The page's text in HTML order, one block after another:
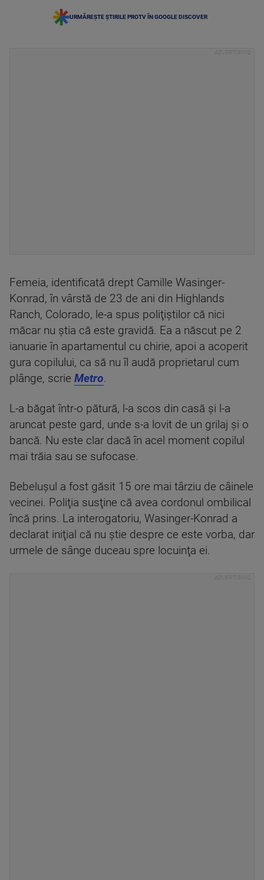
URMĂREȘTE ȘTIRILE PROTV ÎN GOOGLE DISCOVER
Femeia, identificată drept Camille Wasinger-
Konrad, în vârstă de 23 de ani din Highlands
Ranch, Colorado, le-a spus poliţiştilor că nici
măcar nu ştia că este gravidă. Ea a născut pe 2
ianuarie în apartamentul cu chirie, apoi a acoperit
gura copilului, ca să nu îl audă proprietarul cum
plânge, scrie Metro.
L-a băgat într-o pătură, l-a scos din casă şi l-a
aruncat peste gard, unde s-a lovit de un grilaj şi o
bancă. Nu este clar dacă în acel moment copilul
mai trăia sau se sufocase.
Bebeluşul a fost găsit 15 ore mai târziu de câinele
vecinei. Poliţia susţine că avea cordonul ombilical
încă prins. La interogatoriu, Wasinger-Konrad a
declarat iniţial că nu ştie despre ce este vorba, dar
urmele de sânge duceau spre locuinţa ei.